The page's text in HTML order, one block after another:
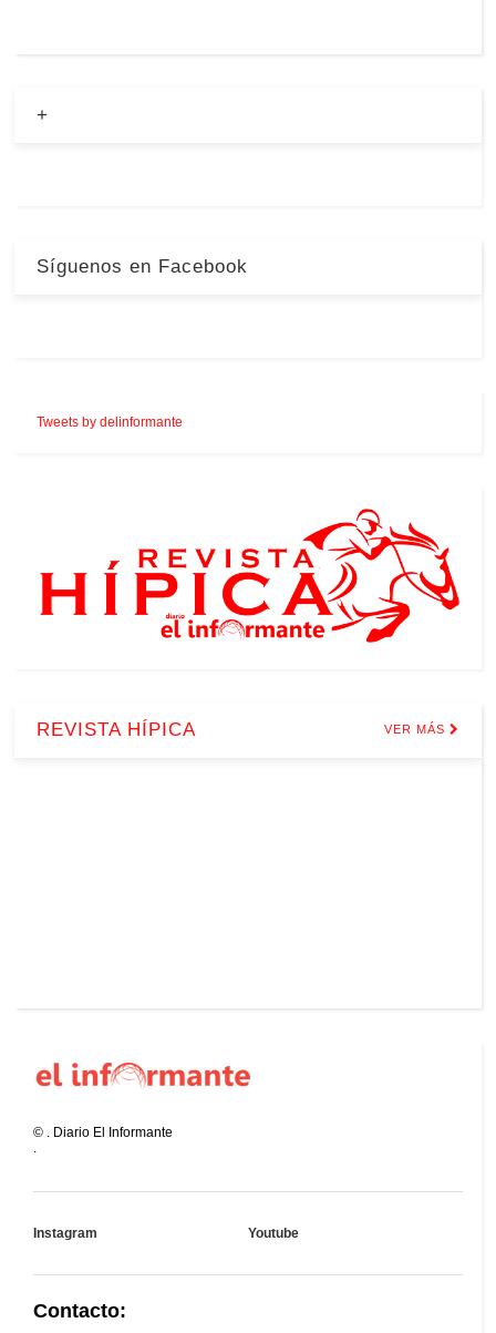
+
Síguenos en Facebook
Tweets by delinformante
REVISTA HÍPICA VER MÁS
© . Diario El Informante
.
Instagram Youtube
Contacto: